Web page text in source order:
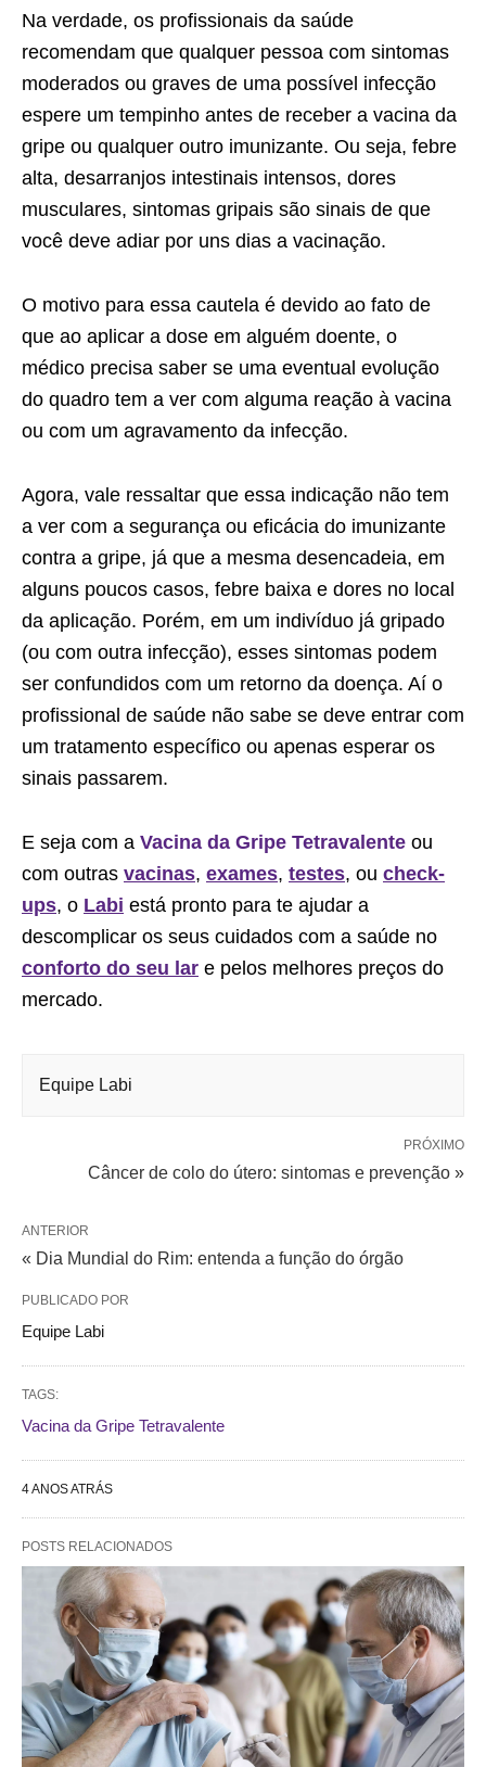
Na verdade, os profissionais da saúde
recomendam que qualquer pessoa com sintomas
moderados ou graves de uma possível infecção
espere um tempinho antes de receber a vacina da
gripe ou qualquer outro imunizante. Ou seja, febre
alta, desarranjos intestinais intensos, dores
musculares, sintomas gripais são sinais de que
você deve adiar por uns dias a vacinação.
O motivo para essa cautela é devido ao fato de
que ao aplicar a dose em alguém doente, o
médico precisa saber se uma eventual evolução
do quadro tem a ver com alguma reação à vacina
ou com um agravamento da infecção.
Agora, vale ressaltar que essa indicação não tem
a ver com a segurança ou eficácia do imunizante
contra a gripe, já que a mesma desencadeia, em
alguns poucos casos, febre baixa e dores no local
da aplicação. Porém, em um indivíduo já gripado
(ou com outra infecção), esses sintomas podem
ser confundidos com um retorno da doença. Aí o
profissional de saúde não sabe se deve entrar com
um tratamento específico ou apenas esperar os
sinais passarem.
E seja com a Vacina da Gripe Tetravalente ou
com outras vacinas, exames, testes, ou check-
ups, o Labi está pronto para te ajudar a
descomplicar os seus cuidados com a saúde no
conforto do seu lar e pelos melhores preços do
mercado.
Equipe Labi
PRÓXIMO
Câncer de colo do útero: sintomas e prevenção »
ANTERIOR
« Dia Mundial do Rim: entenda a função do órgão
PUBLICADO POR
Equipe Labi
TAGS:
Vacina da Gripe Tetravalente
4 ANOS ATRÁS
POSTS RELACIONADOS